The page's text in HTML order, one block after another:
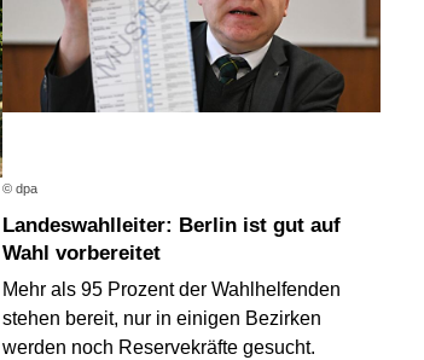
© dpa
Landeswahlleiter: Berlin ist gut auf
Wahl vorbereitet
Mehr als 95 Prozent der Wahlhelfenden
stehen bereit, nur in einigen Bezirken
werden noch Reservekräfte gesucht.